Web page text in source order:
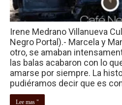
Irene Medrano Villanueva
Negro Portal).- Marcela y
otro, se amaban
las balas acabaron con lo
amarse por siempre. La
pudiéramos decir que es
Lee mas "